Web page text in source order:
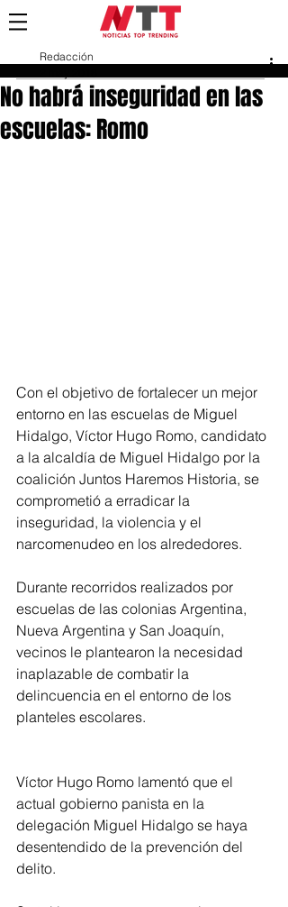
No habrá inseguridad en las
escuelas: Romo
Redacción
Con el objetivo de fortalecer un mejor
entorno en las escuelas de Miguel
Hidalgo, Víctor Hugo Romo, candidato
a la alcaldía de Miguel Hidalgo por la
coalición Juntos Haremos Historia, se
comprometió a erradicar la
inseguridad, la violencia y el
narcomenudeo en los alrededores.
Durante recorridos realizados por
escuelas de las colonias Argentina,
Nueva Argentina y San Joaquín,
vecinos le plantearon la necesidad
inaplazable de combatir la
delincuencia en el entorno de los
planteles escolares.
Víctor Hugo Romo lamentó que el
actual gobierno panista en la
delegación Miguel Hidalgo se haya
desentendido de la prevención del
delito.